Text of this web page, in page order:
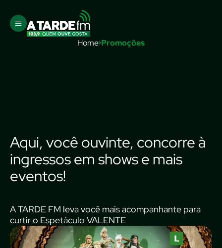
Home Promoções
Aqui, você ouvinte, concorre à
ingressos em shows e mais
eventos!
A TARDE FM leva você mais acompanhante para
curtir o Espetáculo VALENTE